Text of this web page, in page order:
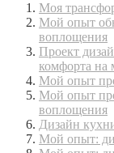
Моя
Мой опыт
воплощения
Проект
комфорта на
Мой опыт
Мой опыт
воплощения
Дизайн
Мой опыт: